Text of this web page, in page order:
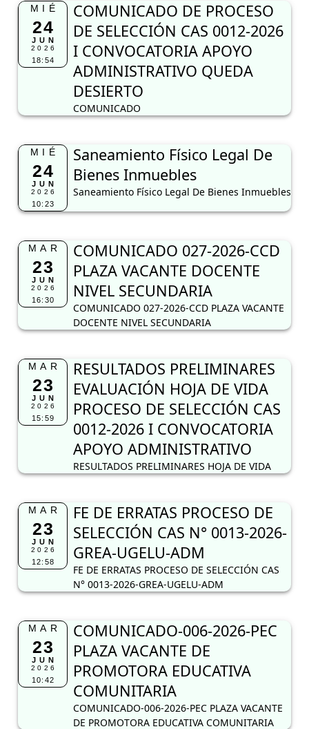
MIÉ
24
JUN
2026
18:54
COMUNICADO DE PROCESO
DE SELECCIÓN CAS 0012-2026
I CONVOCATORIA APOYO
ADMINISTRATIVO QUEDA
DESIERTO
COMUNICADO
MIÉ
24
JUN
2026
10:23
Saneamiento Físico Legal De
Bienes Inmuebles
Saneamiento Físico Legal De Bienes Inmuebles
MAR
23
JUN
2026
16:30
COMUNICADO 027-2026-CCD
PLAZA VACANTE DOCENTE
NIVEL SECUNDARIA
COMUNICADO 027-2026-CCD PLAZA VACANTE
DOCENTE NIVEL SECUNDARIA
MAR
23
JUN
2026
15:59
RESULTADOS PRELIMINARES
EVALUACIÓN HOJA DE VIDA
PROCESO DE SELECCIÓN CAS
0012-2026 I CONVOCATORIA
APOYO ADMINISTRATIVO
RESULTADOS PRELIMINARES HOJA DE VIDA
MAR
23
JUN
2026
12:58
FE DE ERRATAS PROCESO DE
SELECCIÓN CAS N° 0013-2026-
GREA-UGELU-ADM
FE DE ERRATAS PROCESO DE SELECCIÓN CAS
N° 0013-2026-GREA-UGELU-ADM
MAR
23
JUN
2026
10:42
COMUNICADO-006-2026-PEC
PLAZA VACANTE DE
PROMOTORA EDUCATIVA
COMUNITARIA
COMUNICADO-006-2026-PEC PLAZA VACANTE
DE PROMOTORA EDUCATIVA COMUNITARIA